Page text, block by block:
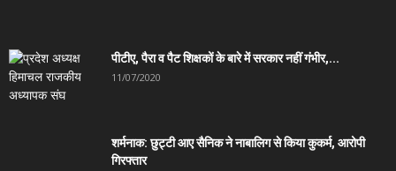
पीटीए, पैरा व पैट शिक्षकों के बारे में सरकार नहीं गंभीर,...
11/07/2020
शर्मनाक: छुट्टी आए सैनिक ने नाबालिग से किया कुकर्म, आरोपी
गिरफ्तार